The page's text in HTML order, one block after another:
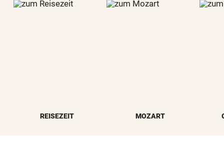
REISEZEIT MOZART